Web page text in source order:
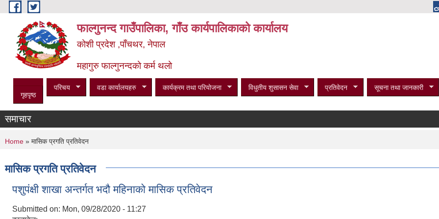
Skip to main content
फाल्गुनन्द गाउँपालिका, गाँउ कार्यपालिकाको कार्यालय
कोशी प्रदेश ,पाँचथर, नेपाल
महागुरु फाल्गुनन्दको कर्म थलो
गृहपृष्ठ
परिचय वडा कार्यालयहरु कार्यक्रम तथा परियोजना विधुतीय शुसासन सेवा प्रतिवेदन सूचना तथा जानकारी
समाचार
You are here
Home » मासिक प्रगति प्रतिवेदन
मासिक प्रगति प्रतिवेदन
पशुपंक्षी शाखा अन्तर्गत भदौ महिनाको मासिक प्रतिवेदन
Submitted on: Mon, 09/28/2020 - 11:27